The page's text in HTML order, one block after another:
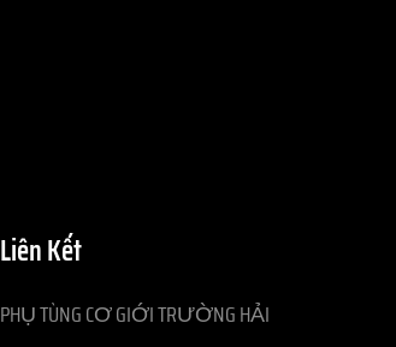
Liên Kết
PHỤ TÙNG CƠ GIỚI TRƯỜNG HẢI